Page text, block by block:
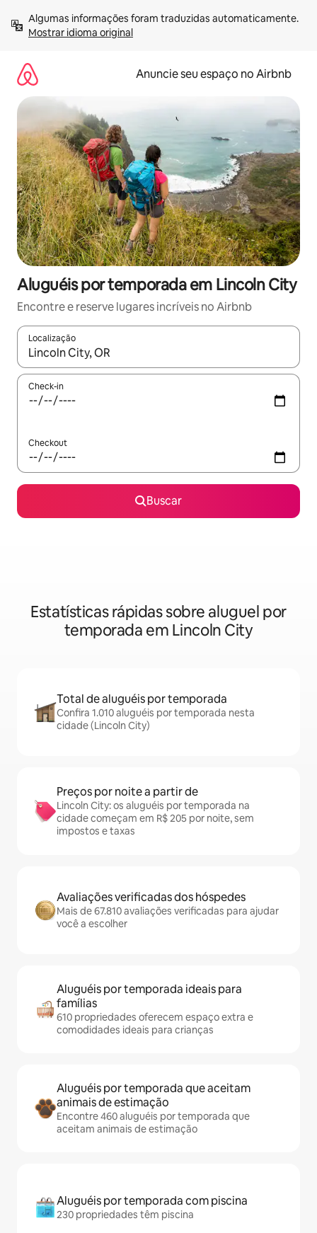
para
Mostrar idioma original
Anuncie seu espaço no Airbnb
Aluguéis por temporada em Lincoln City
Encontre e reserve lugares incríveis no Airbnb
Localização
Quando os resultados estiverem disponíveis, explore-os
Check-in
Checkout
Buscar
Estatísticas rápidas sobre aluguel por
temporada em Lincoln City
Total de aluguéis por temporada
Confira 1.010 aluguéis por temporada nesta
cidade (Lincoln City)
Preços por noite a partir de
Lincoln City: os aluguéis por temporada na
cidade começam em R$ 205 por noite, sem
impostos e taxas
Avaliações verificadas dos hóspedes
Mais de 67.810 avaliações verificadas para ajudar
você a escolher
Aluguéis por temporada ideais para
famílias
610 propriedades oferecem espaço extra e
comodidades ideais para crianças
Aluguéis por temporada que aceitam
animais de estimação
Encontre 460 aluguéis por temporada que
aceitam animais de estimação
Aluguéis por temporada com piscina
230 propriedades têm piscina